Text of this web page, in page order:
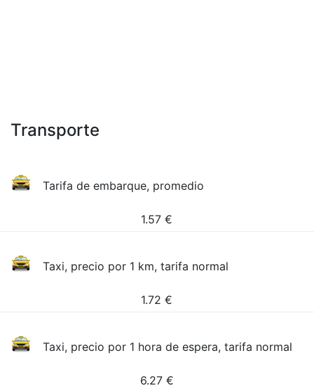
Transporte
Tarifa de embarque, promedio
1.57 €
Taxi, precio por 1 km, tarifa normal
1.72 €
Taxi, precio por 1 hora de espera, tarifa normal
6.27 €